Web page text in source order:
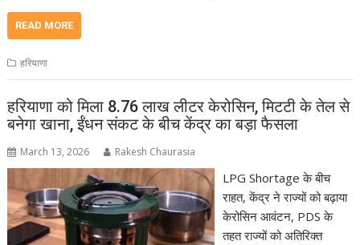
READ MORE
हरियाणा
हरियाणा को मिला 8.76 लाख लीटर केरोसिन, मिटटी के तेल से
बनेगा खाना, ईंधन संकट के बीच केंद्र का बड़ा फैसला
March 13, 2026 Rakesh Chaurasia
LPG Shortage के बीच
राहत, केंद्र ने राज्यों को बढ़ाया
केरोसिन आवंटन, PDS के
तहत राज्यों को अतिरिक्त